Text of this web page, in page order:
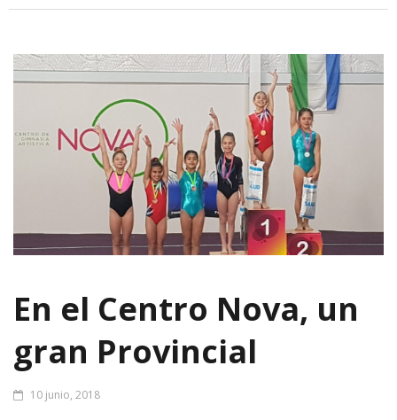
En el Centro Nova, un
gran Provincial
10 junio, 2018